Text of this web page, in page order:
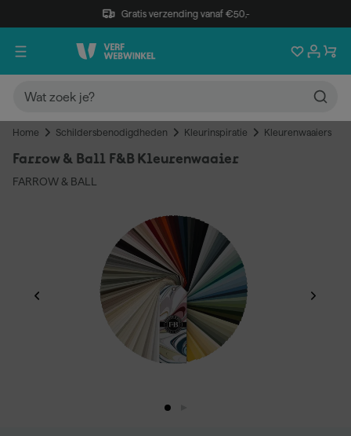
Gratis verzending vanaf €50,-
Home Schildersbenodigdheden Kleurinspiratie Kleurenwaaiers
Farrow & Ball F&B Kleurenwaaier
FARROW & BALL